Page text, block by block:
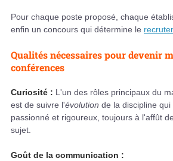
Pour chaque poste proposé, chaque
enfin un concours qui détermine le
Qualités nécessaires pour devenir
conférences
Curiosité : L'un des rôles principaux du
est de suivre l'évolution de la discipline
passionné et rigoureux, toujours à l'affût
sujet.
Goût de la communication :